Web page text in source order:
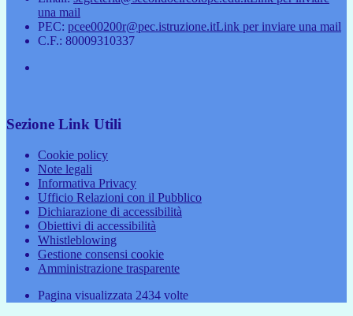
una mail
PEC: pcee00200r@pec.istruzione.itLink per inviare una mail
C.F.: 80009310337
Sezione Link Utili
Cookie policy
Note legali
Informativa Privacy
Ufficio Relazioni con il Pubblico
Dichiarazione di accessibilità
Obiettivi di accessibilità
Whistleblowing
Gestione consensi cookie
Amministrazione trasparente
Pagina visualizzata 2434 volte